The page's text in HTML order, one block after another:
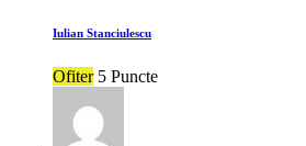
Iulian Stanciulescu
Ofiter 5 Puncte